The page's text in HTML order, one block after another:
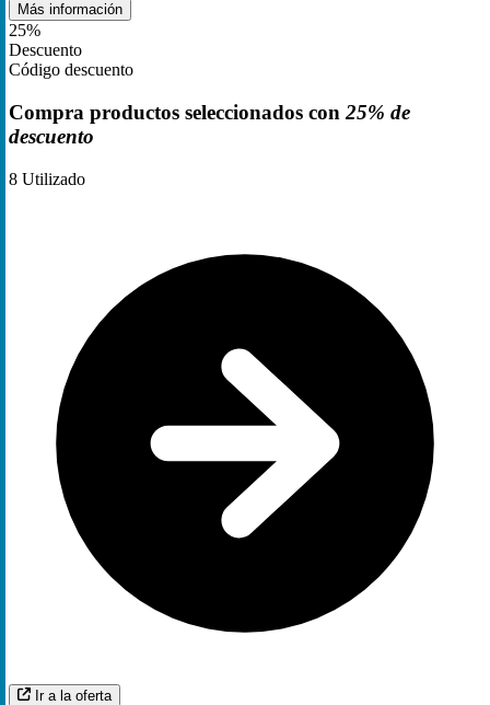
Más información
25%
Descuento
Código descuento
Compra productos seleccionados con 25% de
descuento
8 Utilizado
Ir a la oferta